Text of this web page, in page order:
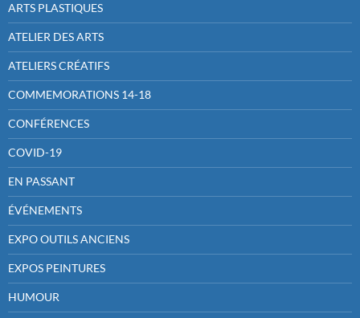
ARTS PLASTIQUES
ATELIER DES ARTS
ATELIERS CRÉATIFS
COMMEMORATIONS 14-18
CONFÉRENCES
COVID-19
EN PASSANT
ÉVÉNEMENTS
EXPO OUTILS ANCIENS
EXPOS PEINTURES
HUMOUR